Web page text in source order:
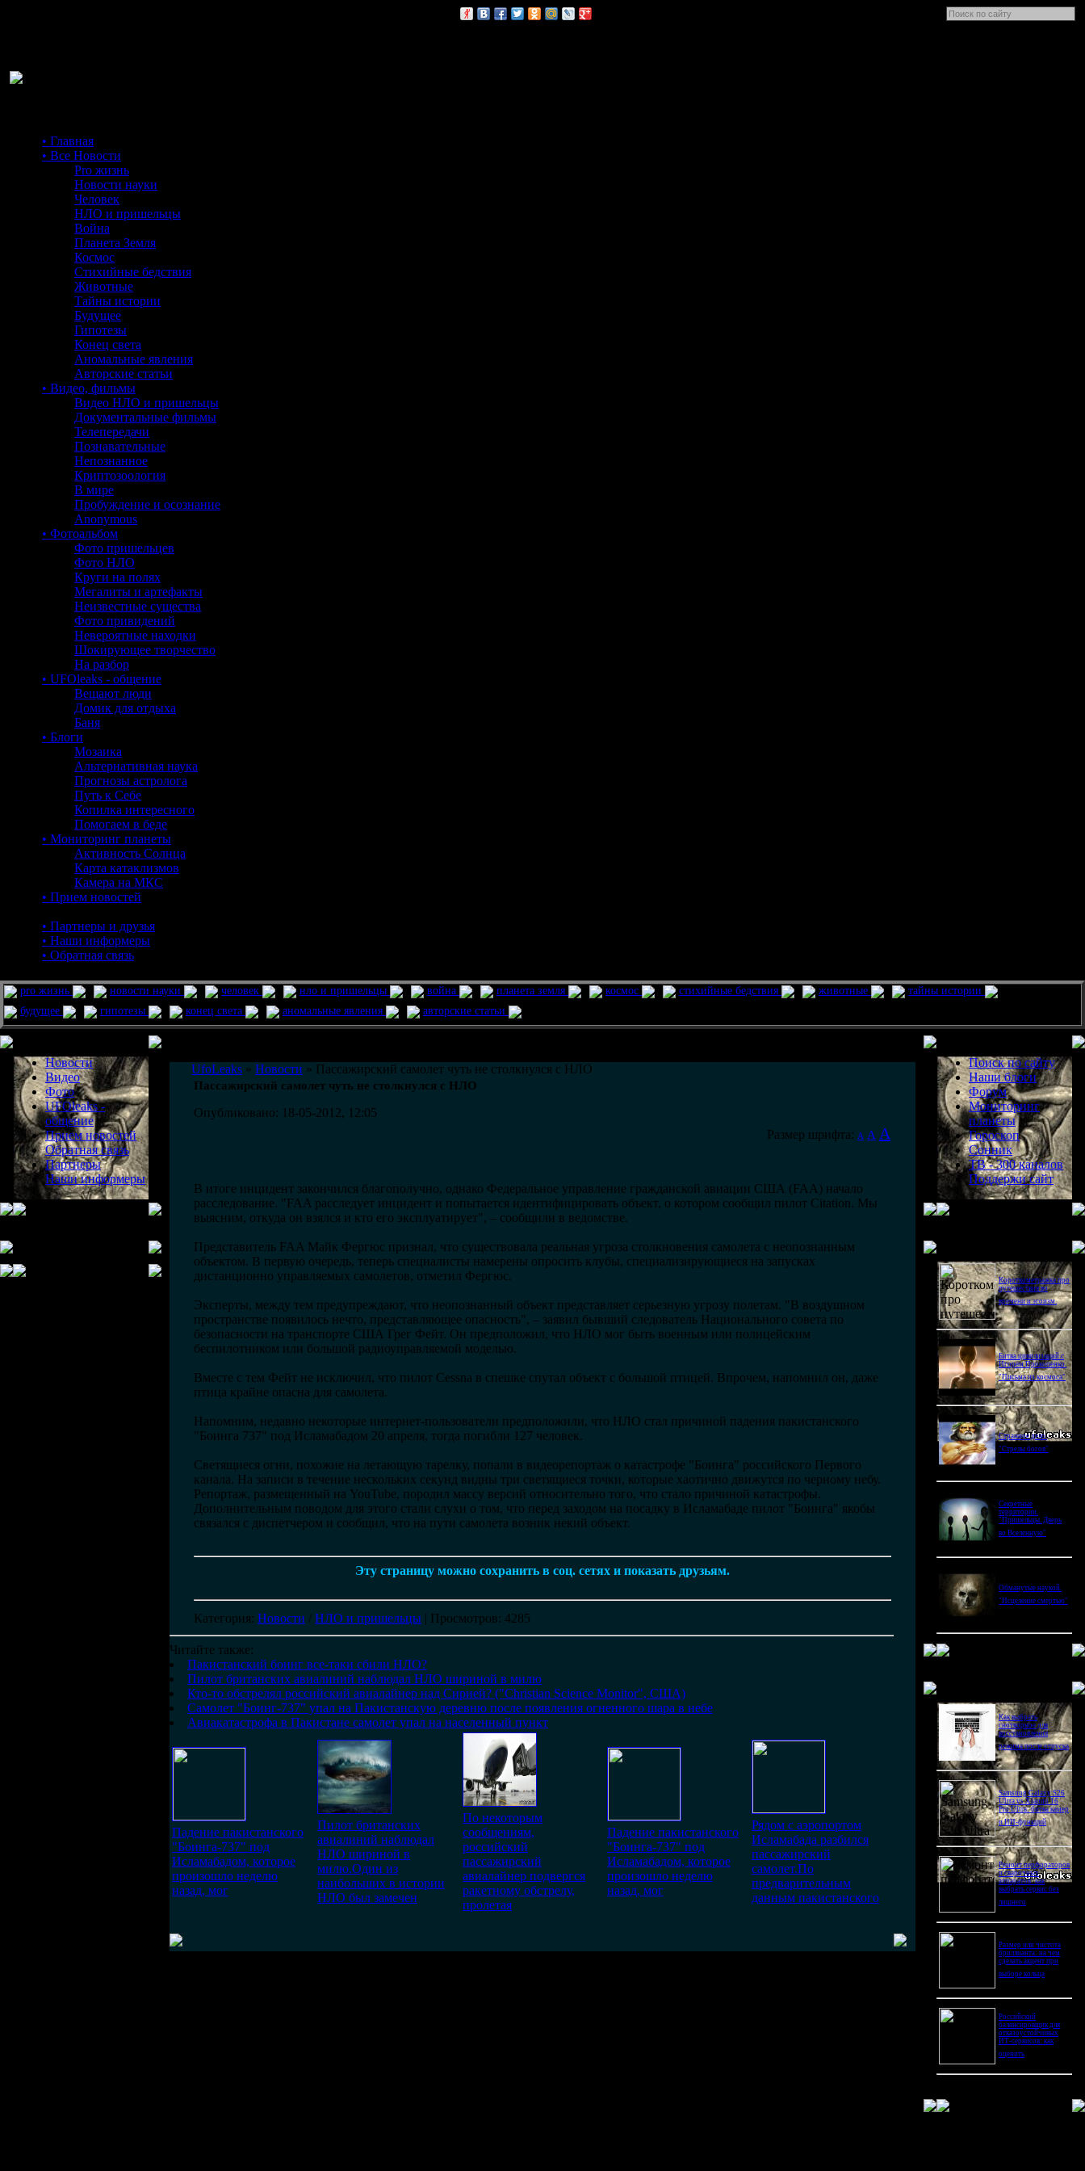
• Главная
• Все Новости
Pro жизнь
Новости науки
Человек
НЛО и пришельцы
Война
Планета Земля
Космос
Стихийные бедствия
Животные
Тайны истории
Будущее
Гипотезы
Конец света
Аномальные явления
Авторские статьи
• Видео, фильмы
Видео НЛО и пришельцы
Документальные фильмы
Телепередачи
Познавательные
Непознанное
Криптозоология
В мире
Пробуждение и осознание
Anonymous
• Фотоальбом
Фото пришельцев
Фото НЛО
Круги на полях
Мегалиты и артефакты
Неизвестные существа
Фото привидений
Невероятные находки
Шокирующее творчество
На разбор
• UFOleaks - общение
Вещают люди
Домик для отдыха
Баня
• Блоги
Мозаика
Альтернативная наука
Прогнозы астролога
Путь к Себе
Копилка интересного
Помогаем в беде
• Мониторинг планеты
Активность Солнца
Карта катаклизмов
Камера на МКС
• Прием новостей
• Партнеры и друзья
• Наши информеры
• Обратная связь
pro жизнь новости науки человек нло и пришельцы война планета земля космос стихийные бедствия животные
тайны истории
будущее
гипотезы конец света аномальные явления авторские статьи
Новости
Видео
Фото
UFOleaks -
общение
Прием новостей
Обратная связь
Партнеры
Наши информеры
UfoLeaks » Новости » Пассажирский самолет чуть не столкнулся с НЛО
Пассажирский самолет чуть не столкнулся с НЛО
Опубликовано: 18-05-2012, 12:05
Размер шрифта: A A A
В итоге инцидент закончился благополучно, однако Федеральное управление гражданской авиации США (FAA) начало
расследование. "FAA расследует инцидент и попытается идентифицировать объект, о котором сообщил пилот Citation. Мы
выясним, откуда он взялся и кто его эксплуатирует", – сообщили в ведомстве.
Представитель FAA Майк Фергюс признал, что существовала реальная угроза столкновения самолета с неопознанным
объектом. В первую очередь, теперь специалисты намерены опросить клубы, специализирующиеся на запусках
дистанционно управляемых самолетов, отметил Фергюс.
Эксперты, между тем предупреждают, что неопознанный объект представляет серьезную угрозу полетам. "В воздушном
пространстве появилось нечто, представляющее опасность", – заявил бывший следователь Национального совета по
безопасности на транспорте США Грег Фейт. Он предположил, что НЛО мог быть военным или полицейским
беспилотником или большой радиоуправляемой моделью.
Вместе с тем Фейт не исключил, что пилот Cessna в спешке спутал объект с большой птицей. Впрочем, напомнил он, даже
птица крайне опасна для самолета.
Напомним, недавно некоторые интернет-пользователи предположили, что НЛО стал причиной падения пакистанского
"Боинга 737" под Исламабадом 20 апреля, тогда погибли 127 человек.
Светящиеся огни, похожие на летающую тарелку, попали в видеорепортаж о катастрофе "Боинга" российского Первого
канала. На записи в течение нескольких секунд видны три светящиеся точки, которые хаотично движутся по черному небу.
Репортаж, размещенный на YouTube, породил массу версий относительно того, что стало причиной катастрофы.
Дополнительным поводом для этого стали слухи о том, что перед заходом на посадку в Исламабаде пилот "Боинга" якобы
связался с диспетчером и сообщил, что на пути самолета возник некий объект.
Эту страницу можно сохранить в соц. сетях и показать друзьям.
Категория: Новости / НЛО и пришельцы | Просмотров: 4285
Читайте также:
Пакистанский боинг все-таки сбили НЛО?
Пилот британских авиалиний наблюдал НЛО шириной в милю
Кто-то обстрелял российский авиалайнер над Сирией? ("Christian Science Monitor", США)
Самолет "Боинг-737" упал на Пакистанскую деревню после появления огненного шара в небе
Авиакатастрофа в Пакистане самолет упал на населенный пункт
Падение пакистанского
"Боинга-737" под
Исламабадом, которое
произошло неделю
назад, мог
Пилот британских
авиалиний наблюдал
НЛО шириной в
милю.Один из
наибольших в истории
НЛО был замечен
По некоторым
сообщениям,
российский
пассажирский
авиалайнер подвергся
ракетному обстрелу,
пролетая
Падение пакистанского
"Боинга-737" под
Исламабадом, которое
произошло неделю
назад, мог
Рядом с аэропортом
Исламабада разбился
пассажирский
самолет.По
предварительным
данным пакистанского
Поиск по сайту
Наши блоги
Форум
Мониторинг
планеты
Гороскоп
Сонник
ТВ - 300 каналов
Поддержи сайт
Короткометражка про
путешествия во
времени и эгоизм.
Битва цивилизаций с
Игорем Прокопенко.
"Письма из космоса"
Странное дело.
"Стрелы богов"
Секретные
территории.
"Пришельцы. Дверь
во Вселенную"
Обманутые наукой.
"Исцеление смертью"
Как выбрать
снотворное для
восстановления
режима после отпуска
Samsung Galaxy S26
Ultra vs Xiaomi 16
Pro Ultra: битва камер
и ИИ-функций
Ремонт перфораторов
и сварочных
аппаратов: как
выбрать сервис без
лишнего
Размер или чистота
бриллианта: на чем
сделать акцент при
выборе кольца
Российский
балансировщик для
отказоустойчивых
ИТ-сервисов: как
оценить